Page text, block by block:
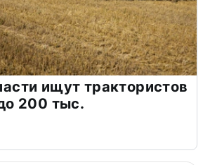
ищут трактористов
200 тыс.